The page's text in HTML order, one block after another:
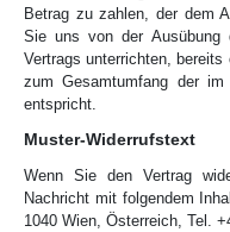
Betrag zu zahlen, der dem
Sie uns von der Ausübung
Vertrags unterrichten,
zum Gesamtumfang der im
entspricht.
Muster-Widerrufstext
Wenn Sie den Vertrag
Nachricht mit folgendem
1040 Wien, Österreich, Tel.